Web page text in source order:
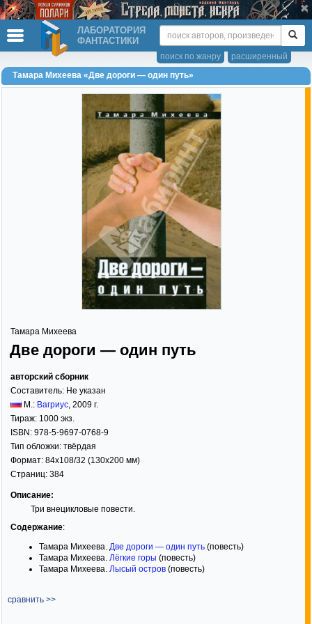
ЛАБОРАТОРИЯ
ФАНТАСТИКИ
расширенный
поиск по жанру
Тамара Михеева «Две дороги — один путь»
Тамара Михеева
Две дороги — один путь
авторский сборник
Составитель: Не указан
М.: Вагриус, 2009 г.
Тираж: 1000 экз.
ISBN: 978-5-9697-0768-9
Тип обложки: твёрдая
Формат: 84x108/32 (130x200 мм)
Страниц: 384
Описание:
Три внецикловые повести.
Содержание:
Тамара Михеева. Две дороги — один путь (повесть)
Тамара Михеева. Лёгкие горы (повесть)
Тамара Михеева. Лысый остров (повесть)
сравнить >>